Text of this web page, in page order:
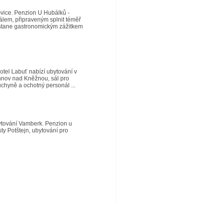
Penzion U Hubálků -
připraveným splnit téměř
gastronomickým zážitkem
Labuť nabízí ubytování v
nad Kněžnou, sál pro
a ochotný personál ...
Vamberk. Penzion u
Potštejn, ubytování pro